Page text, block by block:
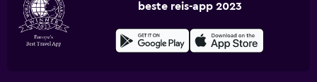
beste reis-app 2023